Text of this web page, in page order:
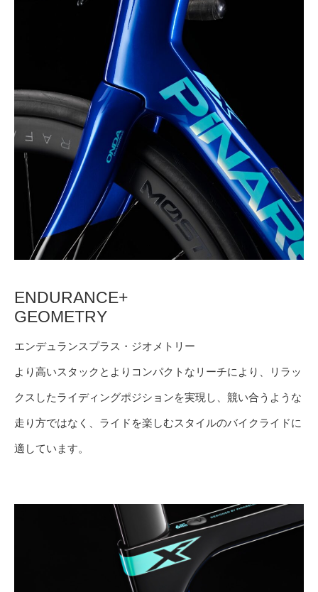
ENDURANCE+
GEOMETRY
エンデュランスプラス・ジオメトリー
より高いスタックとよりコンパクトなリーチにより、リラッ
クスしたライディングポジションを実現し、競い合うような
走り方ではなく、ライドを楽しむスタイルのバイクライドに
適しています。